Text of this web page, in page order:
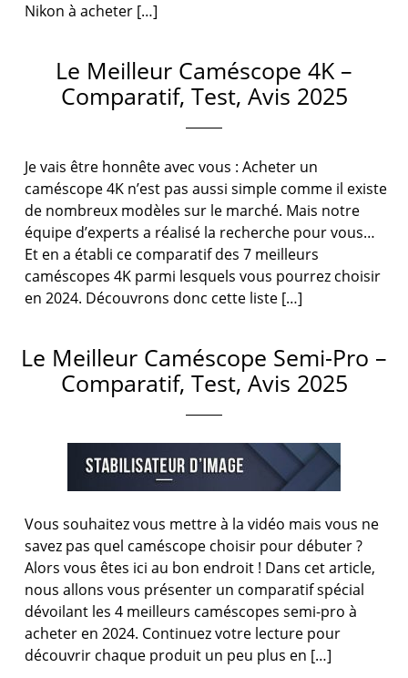
Nikon à acheter […]
Le Meilleur Caméscope 4K –
Comparatif, Test, Avis 2025
Je vais être honnête avec vous : Acheter un
caméscope 4K n’est pas aussi simple comme il existe
de nombreux modèles sur le marché. Mais notre
équipe d’experts a réalisé la recherche pour vous…
Et en a établi ce comparatif des 7 meilleurs
caméscopes 4K parmi lesquels vous pourrez choisir
en 2024. Découvrons donc cette liste […]
Le Meilleur Caméscope Semi-Pro –
Comparatif, Test, Avis 2025
Vous souhaitez vous mettre à la vidéo mais vous ne
savez pas quel caméscope choisir pour débuter ?
Alors vous êtes ici au bon endroit ! Dans cet article,
nous allons vous présenter un comparatif spécial
dévoilant les 4 meilleurs caméscopes semi-pro à
acheter en 2024. Continuez votre lecture pour
découvrir chaque produit un peu plus en […]